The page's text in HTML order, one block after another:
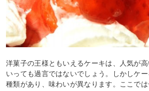
洋菓子の王様ともいえるケーキは、人気が
いっても過言ではないでしょう。しかしケ
種類があり、味わいが異なります。ここで